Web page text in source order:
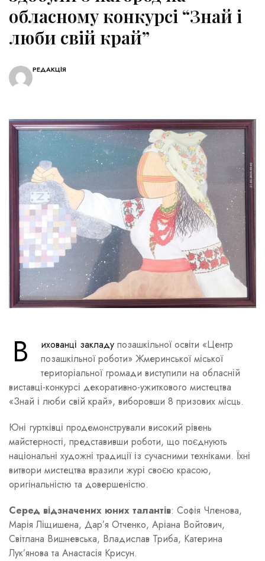
обласному конкурсі “Знай і
люби свій край”
РЕДАКЦІЯ
В ихованці закладу позашкільної освіти «Центр
позашкільної роботи» Жмеринської міської
територіальної громади виступили на обласній
виставці-конкурсі декоративно-ужиткового мистецтва
«Знай і люби свій край», виборовши 8 призових місць.
Юні гуртківці продемонстрували високий рівень
майстерності, представивши роботи, що поєднують
національні художні традиції із сучасними техніками. Їхні
витвори мистецтва вразили журі своєю красою,
оригінальністю та довершеністю.
Серед відзначених юних талантів: Софія Членова,
Марія Ліщишена, Дар’я Отченко, Аріана Войтович,
Світлана Вишневська, Владислав Триба, Катерина
Лук’янова та Анастасія Крисун.